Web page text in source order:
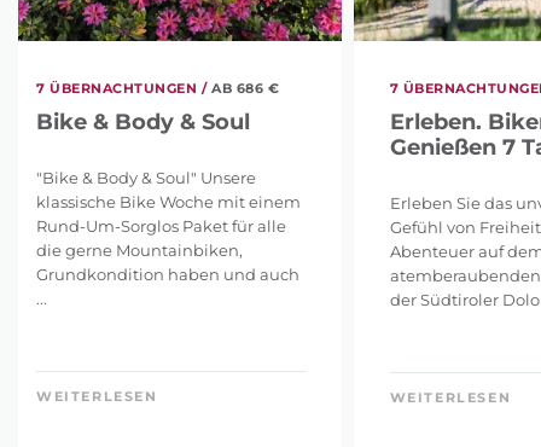
7 ÜBERNACHTUNGEN / AB 686 €
Bike & Body & Soul
"Bike & Body & Soul" Unsere
klassische Bike Woche mit einem
Rund-Um-Sorglos Paket für alle
die gerne Mountainbiken,
Grundkondition haben und auch
...
WEITERLESEN
7
Erleben.
Genießen 7
Erleben Sie das
Gefühl von
Abenteuer auf
der Südtiroler
WEITERLESEN